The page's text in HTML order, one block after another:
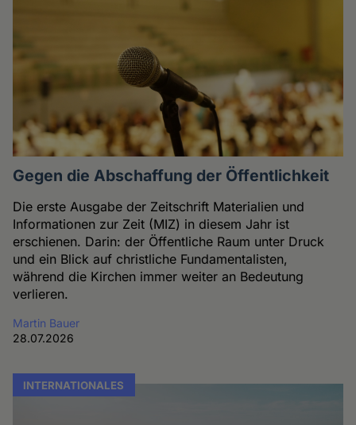
Gegen die Abschaffung der Öffentlichkeit
Die erste Ausgabe der Zeitschrift Materialien und
Informationen zur Zeit (MIZ) in diesem Jahr ist
erschienen. Darin: der Öffentliche Raum unter Druck
und ein Blick auf christliche Fundamentalisten,
während die Kirchen immer weiter an Bedeutung
verlieren.
Martin Bauer
28.07.2026
INTERNATIONALES